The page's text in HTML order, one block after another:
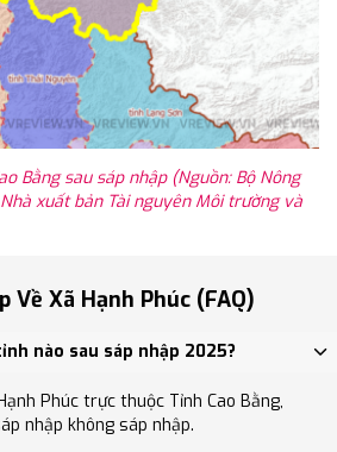
Bằng sau sáp nhập (Nguồn: Bộ Nông
xuất bản Tài nguyên Môi trường và
Về Xã Hạnh Phúc (FAQ)
nào sau sáp nhập 2025?
Phúc trực thuộc Tỉnh Cao Bằng,
nhập không sáp nhập.